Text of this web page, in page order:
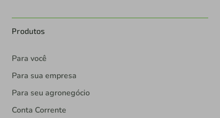
Produtos
Para você
Para sua empresa
Para seu agronegócio
Conta Corrente